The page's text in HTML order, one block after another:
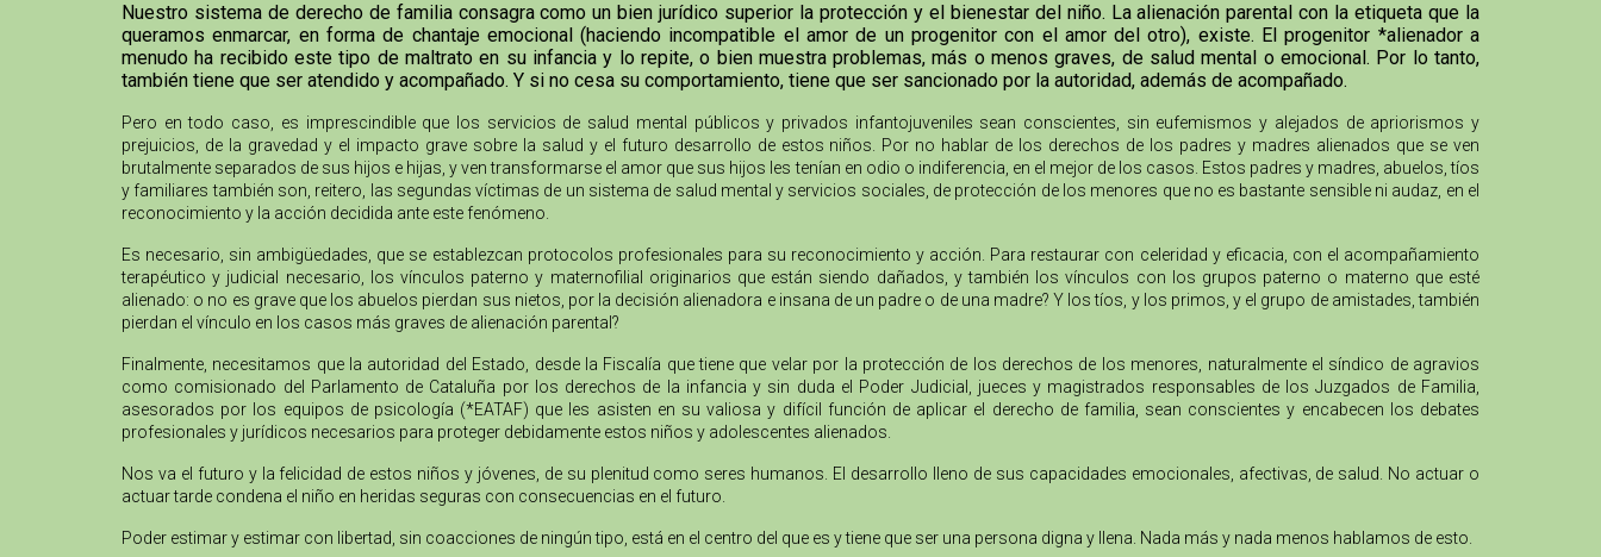
Nuestro sistema de derecho de familia consagra como un bien jurídico superior la protección y el bienestar del niño. La alienación parental con la etiqueta que la
queramos enmarcar, en forma de chantaje emocional (haciendo incompatible el amor de un progenitor con el amor del otro), existe. El progenitor *alienador a
menudo ha recibido este tipo de maltrato en su infancia y lo repite, o bien muestra problemas, más o menos graves, de salud mental o emocional. Por lo tanto,
también tiene que ser atendido y acompañado. Y si no cesa su comportamiento, tiene que ser sancionado por la autoridad, además de acompañado.
Pero en todo caso, es imprescindible que los servicios de salud mental públicos y privados infantojuveniles sean conscientes, sin eufemismos y alejados de apriorismos y
prejuicios, de la gravedad y el impacto grave sobre la salud y el futuro desarrollo de estos niños. Por no hablar de los derechos de los padres y madres alienados que se ven
brutalmente separados de sus hijos e hijas, y ven transformarse el amor que sus hijos les tenían en odio o indiferencia, en el mejor de los casos. Estos padres y madres, abuelos, tíos
y familiares también son, reitero, las segundas víctimas de un sistema de salud mental y servicios sociales, de protección de los menores que no es bastante sensible ni audaz, en el
reconocimiento y la acción decidida ante este fenómeno.
Es necesario, sin ambigüedades, que se establezcan protocolos profesionales para su reconocimiento y acción. Para restaurar con celeridad y eficacia, con el acompañamiento
terapéutico y judicial necesario, los vínculos paterno y maternofilial originarios que están siendo dañados, y también los vínculos con los grupos paterno o materno que esté
alienado: o no es grave que los abuelos pierdan sus nietos, por la decisión alienadora e insana de un padre o de una madre? Y los tíos, y los primos, y el grupo de amistades, también
pierdan el vínculo en los casos más graves de alienación parental?
Finalmente, necesitamos que la autoridad del Estado, desde la Fiscalía que tiene que velar por la protección de los derechos de los menores, naturalmente el síndico de agravios
como comisionado del Parlamento de Cataluña por los derechos de la infancia y sin duda el Poder Judicial, jueces y magistrados responsables de los Juzgados de Familia,
asesorados por los equipos de psicología (*EATAF) que les asisten en su valiosa y difícil función de aplicar el derecho de familia, sean conscientes y encabecen los debates
profesionales y jurídicos necesarios para proteger debidamente estos niños y adolescentes alienados.
Nos va el futuro y la felicidad de estos niños y jóvenes, de su plenitud como seres humanos. El desarrollo lleno de sus capacidades emocionales, afectivas, de salud. No actuar o
actuar tarde condena el niño en heridas seguras con consecuencias en el futuro.
Poder estimar y estimar con libertad, sin coacciones de ningún tipo, está en el centro del que es y tiene que ser una persona digna y llena. Nada más y nada menos hablamos de esto.